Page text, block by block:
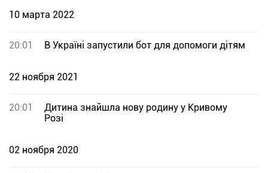
10 марта 2022
20:01 В Україні запустили бот для допомоги дітям
22 ноября 2021
20:01
Дитина знайшла нову родину у Кривому
Розі
02 ноября 2020